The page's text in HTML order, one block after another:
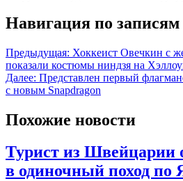
Навигация по записям
Предыдущая: Хоккеист Овечкин с
показали костюмы ниндзя на
Далее: Представлен первый
с новым Snapdragon
Похожие новости
Турист из Швейцарии
в одиночный поход по